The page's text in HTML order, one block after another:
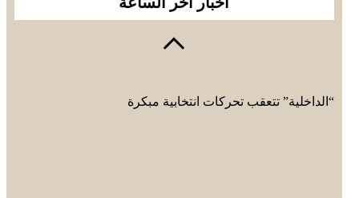
“الداخلية” تتعقب تحركات انتخابية مبكرة